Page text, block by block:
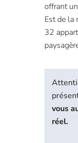
offrant
Est de la
32
vous
réel.